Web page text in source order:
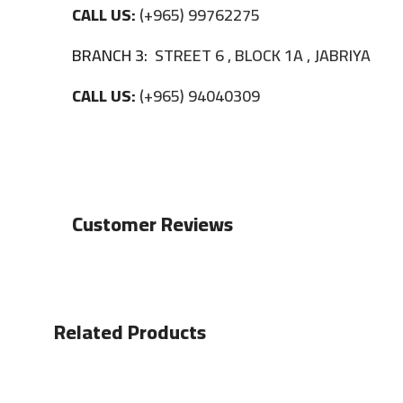
CALL US:(+965) 99762275
BRANCH 3: STREET 6 , BLOCK 1A , JABRIYA
CALL US:(+965) 94040309
Customer Reviews
Related Products